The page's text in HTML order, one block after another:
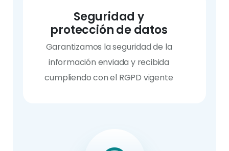
Seguridad y
protección de datos
Garantizamos la seguridad de la
información enviada y recibida
cumpliendo con el RGPD vigente